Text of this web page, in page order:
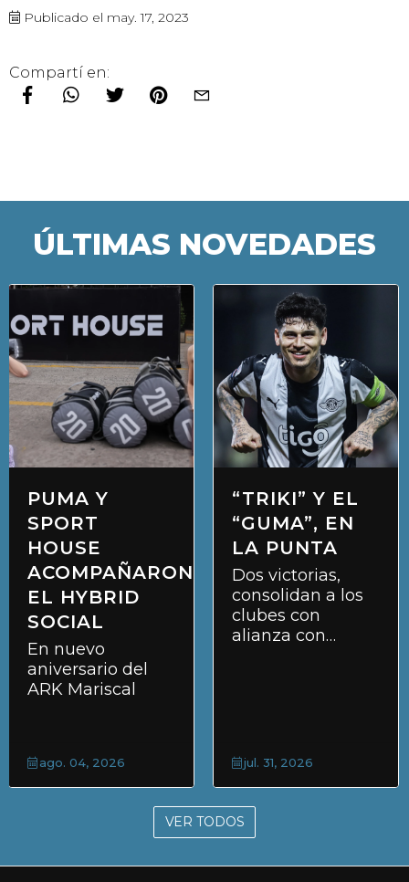
Publicado el may. 17, 2023
Compartí en:
ÚLTIMAS NOVEDADES
PUMA Y
SPORT
HOUSE
ACOMPAÑARON
EL HYBRID
SOCIAL
En nuevo
aniversario del
ARK Mariscal
ago. 04, 2026
“TRIKI” Y EL
“GUMA”, EN
LA PUNTA
Dos victorias,
consolidan a los
clubes con
alianza con
jul. 31, 2026
VER TODOS